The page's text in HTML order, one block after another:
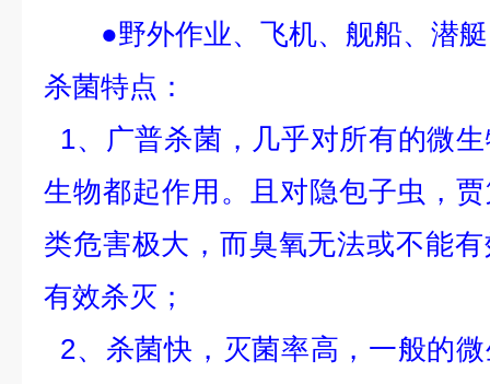
●野外作业、飞机、舰船、潜艇
杀菌特点：
1、广普杀菌，几乎对所有的微
生物都起作用。且对隐包子虫，
类危害极大，而臭氧无法或不能
有效杀灭；
2、杀菌快，灭菌率高，一般的